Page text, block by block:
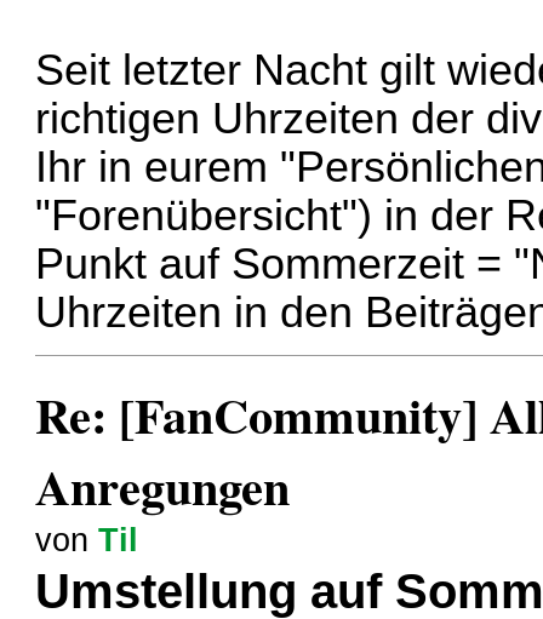
Seit letzter Nacht gilt
richtigen Uhrzeiten der
Ihr in eurem
"Forenübersicht") in der
Punkt auf Sommerzeit =
Uhrzeiten in den
Re: [FanCommunity]
Anregungen
vonTil
Umstellung auf